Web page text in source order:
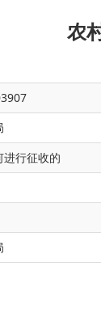
农
行征收的
条规定，为了
否符合